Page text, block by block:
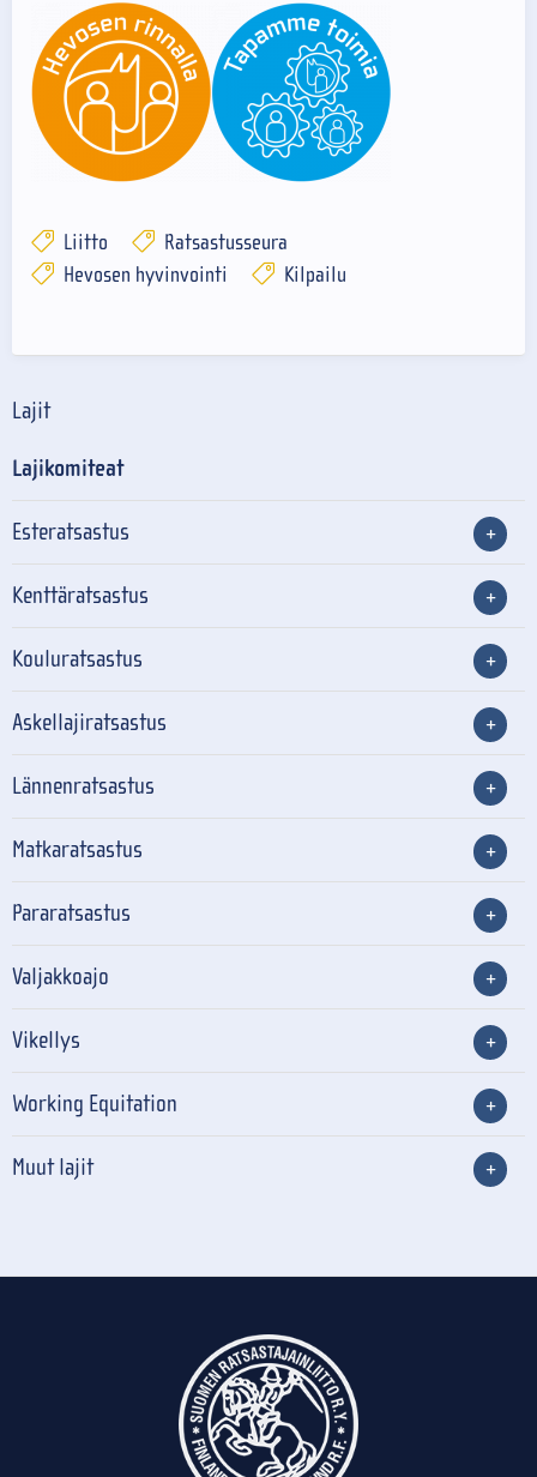
Liitto
Ratsastusseura
Hevosen hyvinvointi
Kilpailu
Lajit
Lajikomiteat
Esteratsastus
Kenttäratsastus
Kouluratsastus
Askellajiratsastus
Lännenratsastus
Matkaratsastus
Pararatsastus
Valjakkoajo
Vikellys
Working Equitation
Muut lajit